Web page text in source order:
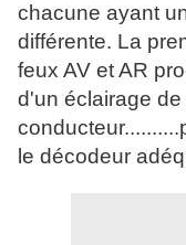
chacune ayant
différente. La
feux AV et AR
d'un éclairage
le décodeur